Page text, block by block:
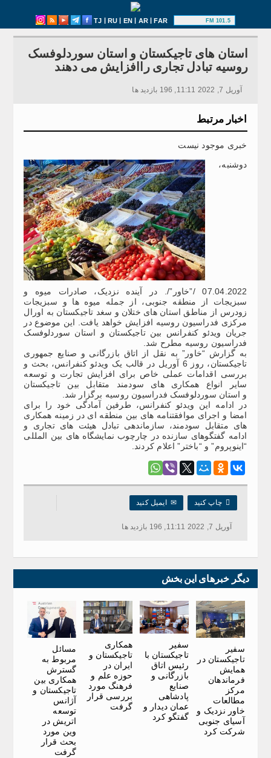
TJ | RU | EN | AR|FAR 101.5 FM
استان های تاجیکستان و استان سوردلوفسک
روسیه تبادل تجاری راافزایش می دهند
آوریل 7, 2022 11:11, 196 بازدید ها
اخبار مرتبط
خبری موجود نیست
دوشنبه،
07.04.2022 /”خاور”/. در آینده نزدیک، صادرات میوه و
سبزیجات از منطقه جنوبی، از جمله میوه ها و سبزیجات
زودرس از مناطق استان های ختلان و سغد تاجیکستان به اورال
مرکزی فدراسیون روسیه افزایش خواهد یافت. این موضوع در
جریان ویدئو کنفرانس بین تاجیکستان و استان سوردلوفسک
فدراسیون روسیه مطرح شد.
به گزارش “خاور” به نقل از اتاق بازرگانی و صنایع جمهوری
تاجیکستان، روز 6 آوریل در قالب یک ویدئو کنفرانس، بحث و
بررسی اقدامات عملی خاص برای افزایش تجارت و توسعه
سایر انواع همکاری های سودمند متقابل بین تاجیکستان
و استان سوردلوفسک فدراسیون روسیه برگزار شد.
در ادامه این ویدئو کنفرانس، طرفین آمادگی خود را برای
امضا و اجرای موافقتنامه های بین منطقه ای در زمینه همکاری
های متقابل سودمند، سازماندهی تبادل هیئت های تجاری و
ادامه گفتگوهای سازنده در چارچوب نمایشگاه های بین المللی
“اینوپروم” و “باختر” اعلام کردند.
 چاپ کنید ✉ایمیل کنید
آوریل 7, 2022 11:11, 196 بازدید ها
دیگر خبرهای این بخش
سفیر
تاجیکستان در
همایش
فرماندهان
مرکز
مطالعات
خاور نزدیک و
آسیای جنوبی
شرکت کرد
سفیر
تاجیکستان با
رئیس اتاق
بازرگانی و
صنایع
پادشاهی
عمان دیدار و
گفتگو کرد
همکاری
تاجیکستان و
ایران در
حوزه علم و
فرهنگ مورد
بررسی قرار
گرفت
مسائل
مربوط به
گسترش
همکاری بین
تاجیکستان و
آژانس
توسعه
اتریش در
وین مورد
بحث قرار
گرفت